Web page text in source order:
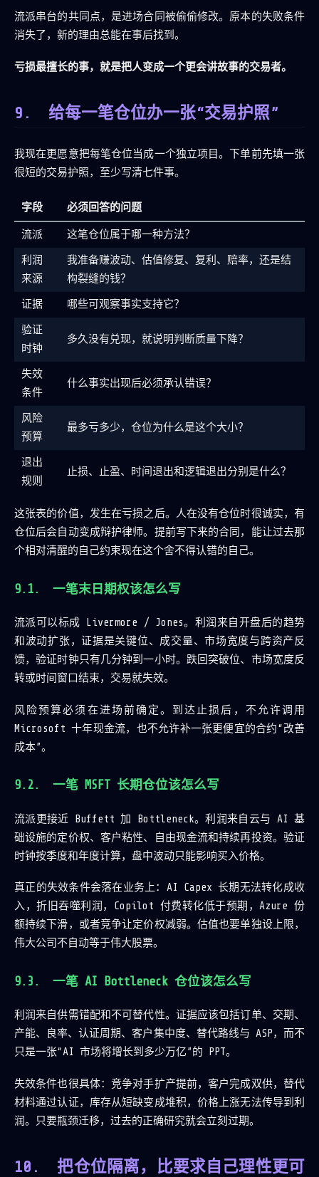
流派串台的共同点，是进场合同被偷偷修改。原本的失败条件
消失了，新的理由总能在事后找到。
亏损最擅长的事，就是把人变成一个更会讲故事的交易者。
给每一笔仓位办一张“交易护照”
我现在更愿意把每笔仓位当成一个独立项目。下单前先填一张
很短的交易护照，至少写清七件事。
字段 必须回答的问题
流派 这笔仓位属于哪一种方法？
利润
来源
我准备赚波动、估值修复、复利、赔率，还是结
构裂缝的钱？
证据 哪些可观察事实支持它？
验证
时钟
多久没有兑现，就说明判断质量下降？
失效
条件
什么事实出现后必须承认错误？
风险
预算
最多亏多少，仓位为什么是这个大小？
退出
规则
止损、止盈、时间退出和逻辑退出分别是什么？
这张表的价值，发生在亏损之后。人在没有仓位时很诚实，有
仓位后会自动变成辩护律师。提前写下来的合同，能让过去那
个相对清醒的自己约束现在这个舍不得认错的自己。
一笔末日期权该怎么写
流派可以标成 Livermore / Jones。利润来自开盘后的趋势
和波动扩张，证据是关键位、成交量、市场宽度与跨资产反
馈，验证时钟只有几分钟到一小时。跌回突破位、市场宽度反
转或时间窗口结束，交易就失效。
风险预算必须在进场前确定。到达止损后，不允许调用
Microsoft 十年现金流，也不允许补一张更便宜的合约“改善
成本”。
一笔 MSFT 长期仓位该怎么写
流派更接近 Buffett 加 Bottleneck。利润来自云与 AI 基
础设施的定价权、客户粘性、自由现金流和持续再投资。验证
时钟按季度和年度计算，盘中波动只能影响买入价格。
真正的失效条件会落在业务上：AI Capex 长期无法转化成收
入，折旧吞噬利润，Copilot 付费转化低于预期，Azure 份
额持续下滑，或者竞争让定价权减弱。估值也要单独设上限，
伟大公司不自动等于伟大股票。
一笔 AI Bottleneck 仓位该怎么写
利润来自供需错配和不可替代性。证据应该包括订单、交期、
产能、良率、认证周期、客户集中度、替代路线与 ASP，而不
只是一张“AI 市场将增长到多少万亿”的 PPT。
失效条件也很具体：竞争对手扩产提前，客户完成双供，替代
材料通过认证，库存从短缺变成堆积，价格上涨无法传导到利
润。只要瓶颈迁移，过去的正确研究就会立刻过期。
把仓位隔离，比要求自己理性更可